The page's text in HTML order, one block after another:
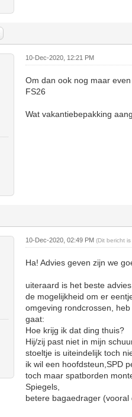
10-Dec-2020, 12:21 PM
Om dan ook nog maar
FS26
Wat vakantiebepakking
10-Dec-2020, 02:49 PM(Dit bericht
Ha! Advies geven zijn we
uiteraard is het beste
de mogelijkheid om er
omgeving rondcrossen,
gaat:
Hoe krijg ik dat ding thuis?
Hij/zij past niet in mijn
stoeltje is uiteindelijk toch
ik wil een hoofdsteun,SPD
toch maar spatborden
Spiegels,
betere bagaedrager